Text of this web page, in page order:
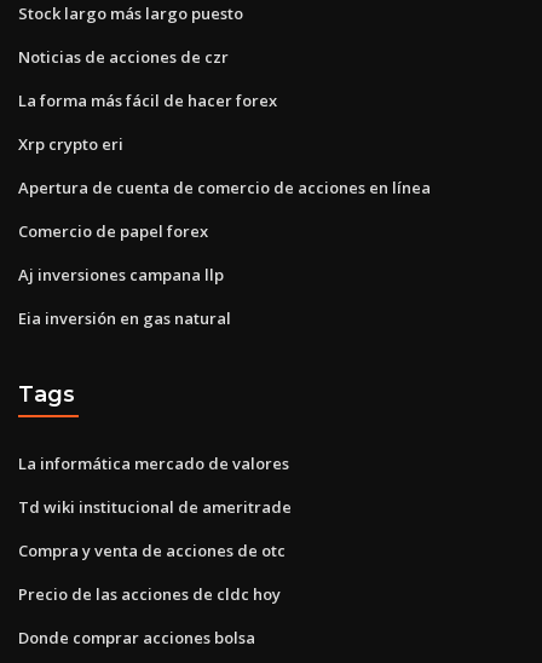
Stock largo más largo puesto
Noticias de acciones de czr
La forma más fácil de hacer forex
Xrp crypto eri
Apertura de cuenta de comercio de acciones en línea
Comercio de papel forex
Aj inversiones campana llp
Eia inversión en gas natural
Tags
La informática mercado de valores
Td wiki institucional de ameritrade
Compra y venta de acciones de otc
Precio de las acciones de cldc hoy
Donde comprar acciones bolsa